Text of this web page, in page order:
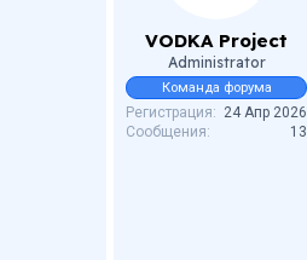
VODKA Project
Administrator
Команда форума
Регистрация
24 Апр 2026
Сообщения
13